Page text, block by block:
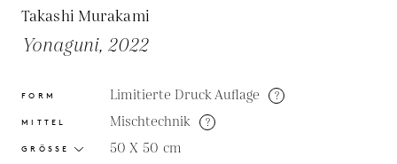
Takashi Murakami
Yonaguni, 2022
FORM Limitierte Druck Auflage ?
MITTEL Mischtechnik ?
GRÖSSE 50 X 50 cm